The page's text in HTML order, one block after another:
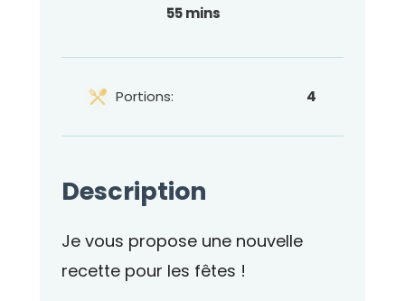
55 mins
Portions: 4
Description
Je vous propose une nouvelle
recette pour les fêtes !